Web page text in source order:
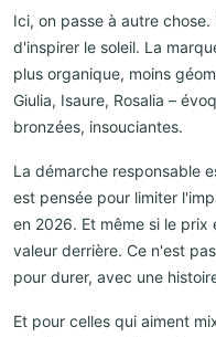
Ici, on passe à autre
d'inspirer le soleil. La
plus organique, moins
Giulia, Isaure, Rosalia –
bronzées, insouciantes.
La démarche responsable
est pensée pour limiter
en 2026. Et même si le
valeur derrière. Ce n'est
pour durer, avec une
Et pour celles qui aiment